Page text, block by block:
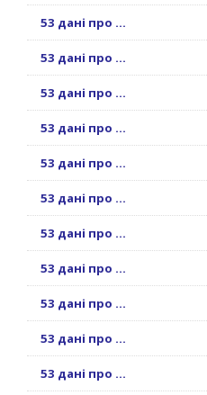
53 дані про ...
53 дані про ...
53 дані про ...
53 дані про ...
53 дані про ...
53 дані про ...
53 дані про ...
53 дані про ...
53 дані про ...
53 дані про ...
53 дані про ...